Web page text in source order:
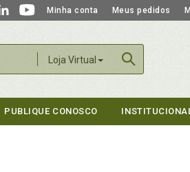
Minha conta Meus pedidos
Loja Virtual
PUBLIQUE CONOSCO